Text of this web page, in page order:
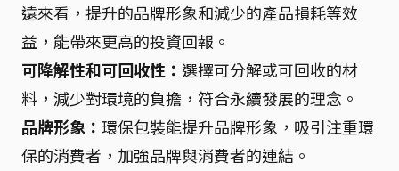
遠來看，提升的品牌形象和減少的產品損耗等效
益，能帶來更高的投資回報。
可降解性和可回收性： 選擇可分解或可回收的材
料，減少對環境的負擔，符合永續發展的理念。
品牌形象： 環保包裝能提升品牌形象，吸引注重環
保的消費者，加強品牌與消費者的連結。